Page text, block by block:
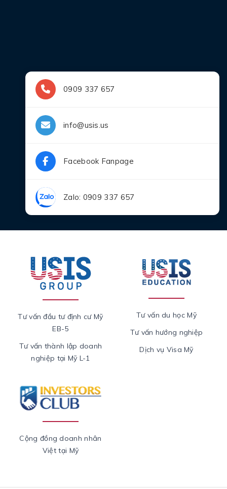
0909 337 657
info@usis.us
Facebook Fanpage
Zalo: 0909 337 657
Tư vấn đầu tư định cư Mỹ
EB-5
Tư vấn thành lập doanh
nghiệp tại Mỹ L-1
Tư vấn du học Mỹ
Tư vấn hướng nghiệp
Dịch vụ Visa Mỹ
Cộng đồng doanh nhân
Việt tại Mỹ